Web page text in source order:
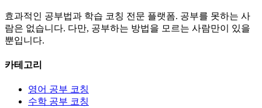
효과적인 공부법과 학습 코칭 전문 플랫폼. 공부를 못하는 사
람은 없습니다. 다만, 공부하는 방법을 모르는 사람만이 있을
뿐입니다.
카테고리
영어 공부 코칭
수학 공부 코칭